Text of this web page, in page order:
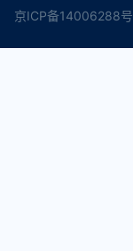
京ICP备14006288号